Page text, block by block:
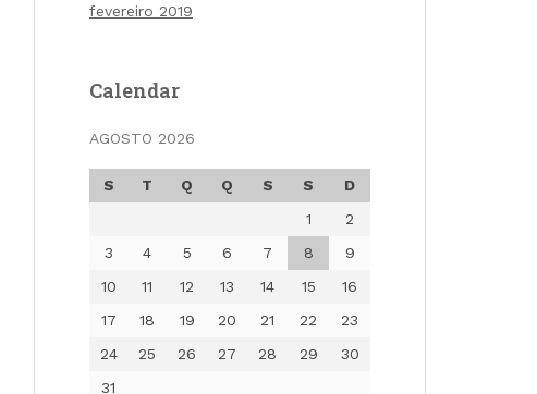
fevereiro 2019
Calendar
AGOSTO 2026
S T Q Q S S
D
1
2
3
4 5 6 7 8
9
10
11 12 13 14 15
16
17
18 19 20 21 22
23
24
25 26 27 28 29
30
31